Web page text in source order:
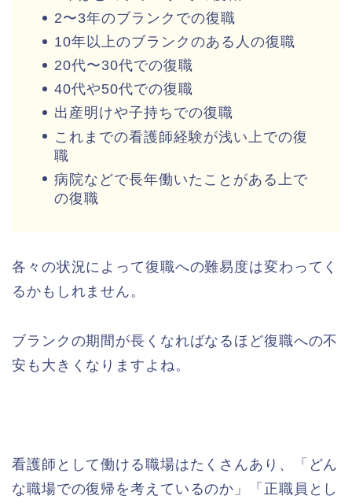
2〜3年のブランクでの復職
10年以上のブランクのある人の復職
20代〜30代での復職
40代や50代での復職
出産明けや子持ちでの復職
これまでの看護師経験が浅い上での復
職
病院などで長年働いたことがある上で
の復職
各々の状況によって復職への難易度は変わってく
るかもしれません。
ブランクの期間が長くなればなるほど復職への不
安も大きくなりますよね。
看護師として働ける職場はたくさんあり、「どん
な職場での復帰を考えているのか」「正職員とし